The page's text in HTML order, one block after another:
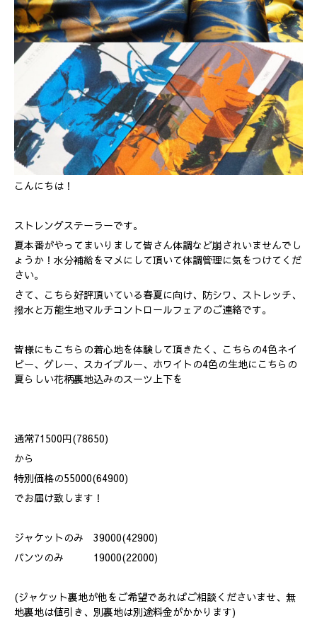
こんにちは！
ストレングステーラーです。
夏本番がやってまいりまして皆さん体調など崩されいませんでし
ょうか！水分補給をマメにして頂いて体調管理に気をつけてくだ
さい。
さて、こちら好評頂いている春夏に向け、防シワ、ストレッチ、
撥水と万能生地マルチコントロールフェアのご連絡です。
皆様にもこちらの着心地を体験して頂きたく、こちらの4色ネイ
ビー、グレー、スカイブルー、ホワイトの4色の生地にこちらの
夏らしい花柄裏地込みのスーツ上下を
通常71500円(78650)
から
特別価格の55000(64900)
でお届け致します！
ジャケットのみ 39000(42900)
パンツのみ 19000(22000)
(ジャケット裏地が他をご希望であればご相談くださいませ、無
地裏地は値引き、別裏地は別途料金がかかります)